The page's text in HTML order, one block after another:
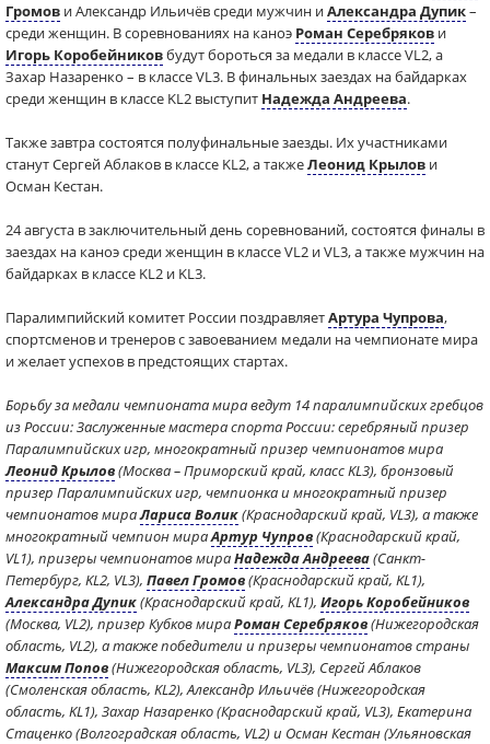
Громов и Александр Ильичёв среди мужчин иАлександра Дупик–
среди женщин. В соревнованиях на каноэ Роман Серебряков и
Игорь Коробейниковбудут бороться за медали в классе VL2, а
Захар Назаренко – в классе VL3. В финальных заездах на байдарках
среди женщин в классе KL2 выступит Надежда Андреева.
Также завтра состоятся полуфинальные заезды. Их участниками
станут Сергей Аблаков в классе KL2, а такжеЛеонид Крылов и
Осман Кестан.
24 августа в заключительный день соревнований, состоятся финалы в
заездах на каноэ среди женщин в классе VL2 и VL3, а также мужчин на
байдарках в классе KL2 и KL3.
Паралимпийский комитет России поздравляетАртура Чупрова,
спортсменов и тренеров с завоеванием медали на чемпионате мира
и желает успехов в предстоящих стартах.
Борьбу за медали чемпионата мира ведут 14 паралимпийских гребцов
из России: Заслуженные мастера спорта России: серебряный призер
Паралимпийских игр, многократный призер чемпионатов мира
Леонид Крылов(Москва – Приморский край, класс KL3), бронзовый
призер Паралимпийских игр, чемпионка и многократный призер
чемпионатов мираЛариса Волик(Краснодарский край, VL3), а также
многократный чемпион мираАртур Чупров(Краснодарский край,
VL1), призеры чемпионатов мираНадежда Андреева(Санкт-
Петербург, KL2, VL3), Павел Громов(Краснодарский край, KL1),
Александра Дупик(Краснодарский край, KL1), Игорь Коробейников
(Москва, VL2), призер Кубков мираРоман Серебряков(Нижегородская
область, VL2), а также победители и призеры чемпионатов страны
Максим Попов(Нижегородская область, VL3), Сергей Аблаков
(Смоленская область, KL2), Александр Ильичёв (Нижегородская
область, KL1), Захар Назаренко (Краснодарский край, VL3), Екатерина
Стаценко (Волгоградская область, VL2) и Осман Кестан (Ульяновская